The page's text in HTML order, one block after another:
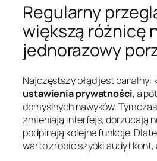
Regularny
większą różnicę
jednorazowy
Najczęstszy błąd jest banalny:
ustawienia prywatności, a
domyślnych nawyków.
zmieniają interfejs, dorzucają
podpinają kolejne funkcje.
warto zrobić szybki audyt kont,